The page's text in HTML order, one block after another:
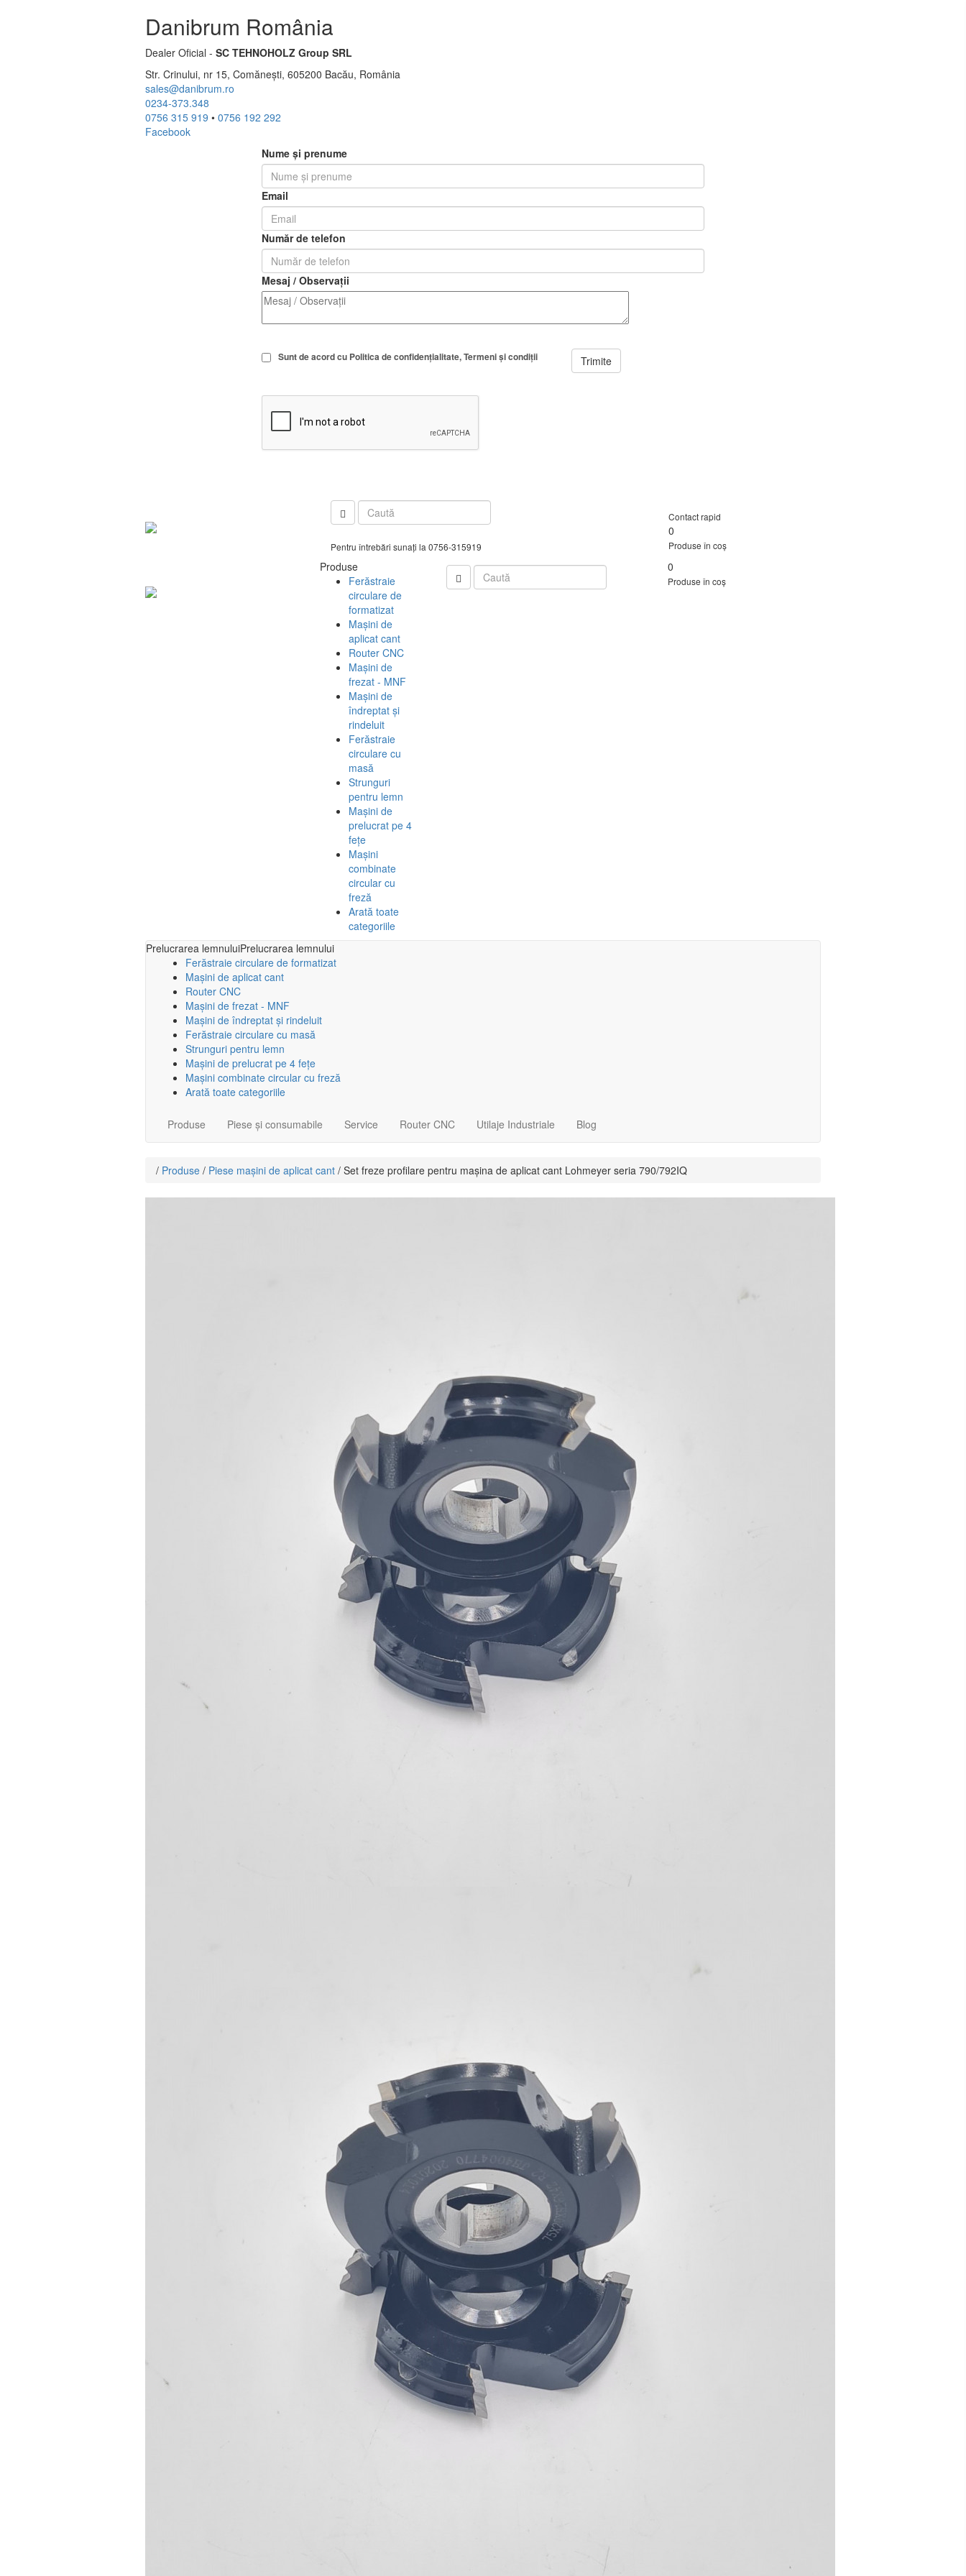
Danibrum România
Dealer Oficial - SC TEHNOHOLZ Group SRL
Str. Crinului, nr 15, Comănești, 605200 Bacău, România
sales@danibrum.ro
0234-373.348
0756 315 919 • 0756 192 292
Facebook
Nume și prenume
Email
Număr de telefon
Mesaj / Observații
Sunt de acord cu Politica de confidenţialitate Termeni şi condiţii Trimite
Pentru întrebări sunați la 0756-315919
Contact rapid
0
Produse în coș
Produse
Ferăstraie
circulare de
formatizat
Mașini de
aplicat cant
Router CNC
Mașini de
frezat - MNF
Mașini de
îndreptat și
rindeluit
Ferăstraie
circulare cu
masă
Strunguri
pentru lemn
Mașini de
prelucrat pe 4
fețe
Mașini
combinate
circular cu
freză
Arată toate
categoriile
0
Produse în coș
Prelucrarea lemnuluiPrelucrarea lemnului
Ferăstraie circulare de formatizat
Mașini de aplicat cant
Router CNC
Mașini de frezat - MNF
Mașini de îndreptat și rindeluit
Ferăstraie circulare cu masă
Strunguri pentru lemn
Mașini de prelucrat pe 4 fețe
Mașini combinate circular cu freză
Arată toate categoriile
Produse Piese și consumabile Service Router CNC Utilaje Industriale Blog
/ Produse / Piese mașini de aplicat cant / Set freze profilare pentru mașina de aplicat cant Lohmeyer seria 790/792IQ